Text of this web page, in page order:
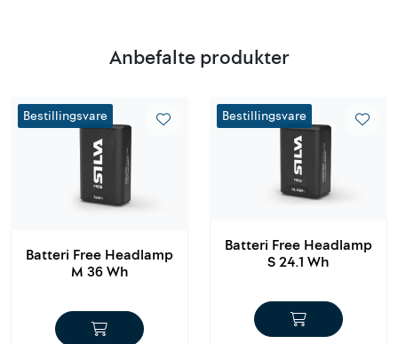
Anbefalte produkter
Bestillingsvare
Bestillingsvare
Batteri Free Headlamp
M 36 Wh
Bestillingsvare
Bestillingsvare
Batteri Free Headlamp
S 24.1 Wh